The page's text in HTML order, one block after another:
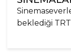
beklediği TRT